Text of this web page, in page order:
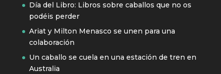
Día del Libro: Libros sobre caballos que no os
podéis perder
Ariat y Milton Menasco se unen para una
colaboración
Un caballo se cuela en una estación de tren en
Australia